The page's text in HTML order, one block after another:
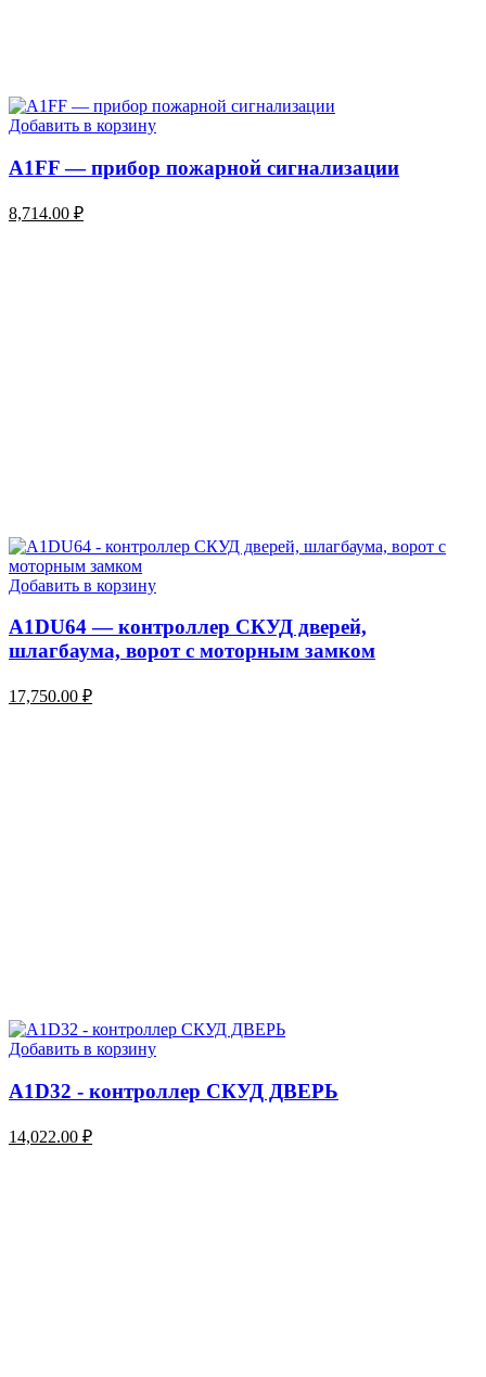
Добавить в корзину
A1FF — прибор пожарной сигнализации
8,714.00 ₽
Добавить в корзину
A1DU64 — контроллер СКУД дверей,
шлагбаума, ворот с моторным замком
17,750.00 ₽
Добавить в корзину
A1D32 - контроллер СКУД ДВЕРЬ
14,022.00 ₽